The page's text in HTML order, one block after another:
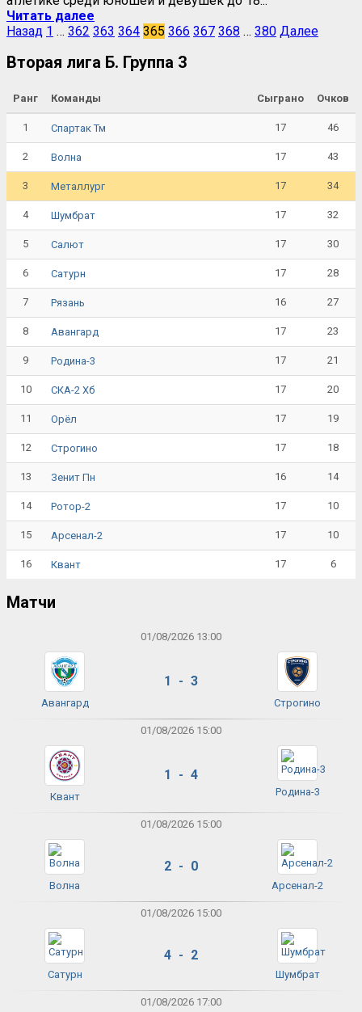
Читать далее
Назад 1 … 362 363 364 365 366 367 368 … 380 Далее
Вторая лига Б. Группа 3
Ранг Команды Сыграно Очков
1 Спартак Тм 17 46
2 Волна 17 43
3 Металлург 17 34
4 Шумбрат 17 32
5 Салют 17 30
6 Сатурн 17 28
7 Рязань 16 27
8 Авангард 17 23
9 Родина-3 17 21
10 СКА-2 Хб 17 20
11 Орёл 17 19
12 Строгино 17 18
13 Зенит Пн 16 14
14 Ротор-2 17 10
15 Арсенал-2 17 10
16 Квант 17 6
Матчи
01/08/2026 13:00
Авангард
1 - 3
Строгино
01/08/2026 15:00
Квант
1 - 4
Родина-3
01/08/2026 15:00
Волна
2 - 0
Арсенал-2
01/08/2026 15:00
Сатурн
4 - 2
Шумбрат
01/08/2026 17:00